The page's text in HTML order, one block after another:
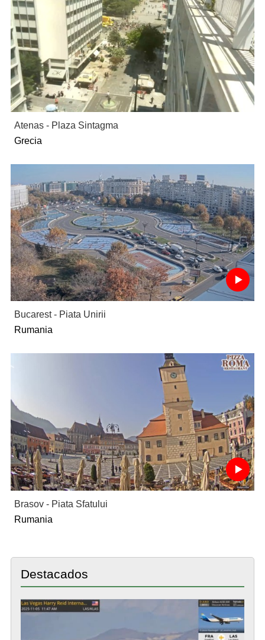
Atenas - Plaza Sintagma
Grecia
Bucarest - Piata Unirii
Rumania
Brasov - Piata Sfatului
Rumania
Destacados